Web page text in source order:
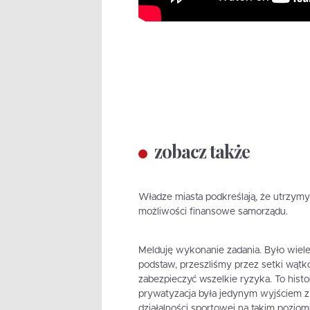
zobacz także
Władze miasta podkreślają, że
możliwości finansowe samorządu.
Melduję wykonanie zadania. Było
podstaw, przeszliśmy przez setki
zabezpieczyć wszelkie ryzyka. To
prywatyzacja była jedynym wyjściem